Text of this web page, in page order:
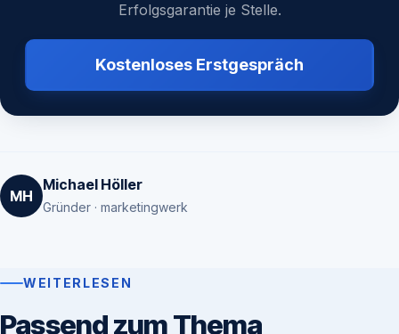
Erfolgsgarantie je Stelle.
Kostenloses Erstgespräch
MH
Michael Höller
Gründer · marketingwerk
WEITERLESEN
Passend zum Thema